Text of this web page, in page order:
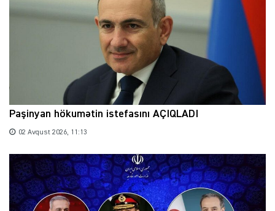
Paşinyan hökumətin istefasını AÇIQLADI
02 Avqust 2026, 11:13